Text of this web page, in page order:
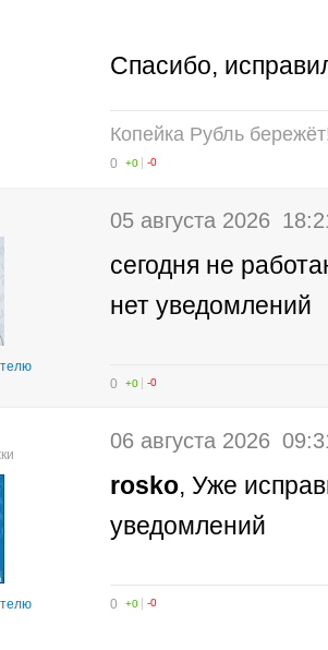
Спасибо,
Копейка Рубль
0 +0 -0
05 августа 2026
сегодня не
нет уведомлений
0 +0 -0
06 августа 2026
rosko, Уже
уведомлений
0 +0 -0